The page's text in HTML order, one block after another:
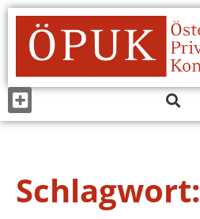
Schlagwort: